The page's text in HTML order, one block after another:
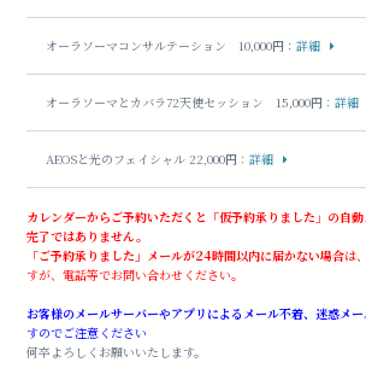
オーラソーマコンサルテーション 10,000円 ：詳細
オーラソーマとカバラ72天使セッション 15,000円 ：詳細
AEOSと光のフェイシャル 22,000円 ：詳細
カレンダーからご予約いただくと「仮予約承りました」の自
完了ではありません。
「ご予約承りました」メールが24時間以内に届かない場合は
すが、電話等でお問い合わせください。
お客様のメールサーバーやアプリによるメール不着、迷惑メ
すのでご注意ください
何卒よろしくお願いいたします。